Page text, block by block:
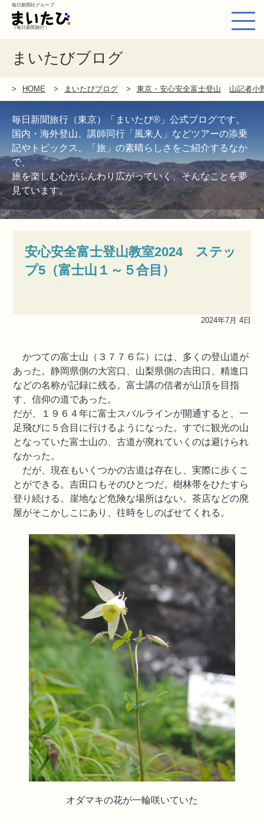
毎日新聞社グループ
（毎日新聞旅行）
まいたびブログ
HOME まいたびブログ 東京・安心安全富士登山 山記者小
毎日新聞旅行（東京）「まいたび®」公式ブログです。
国内・海外登山、講師同行「風来人」などツアーの添乗
記やトピックス、「旅」の素晴らしさをご紹介するなか
で、
旅を楽しむ心がふんわり広がっていく、そんなことを夢
見ています。
安心安全富士登山教室2024 ステッ
プ5（富士山１～５合目）
2024年7月 4日
かつての富士山（３７７６㍍）には、多くの登山道が
あった。静岡県側の大宮口、山梨県側の吉田口、精進口
などの名称が記録に残る。富士講の信者が山頂を目指
す、信仰の道であった。
だが、１９６４年に富士スバルラインが開通すると、一
足飛びに５合目に行けるようになった。すでに観光の山
となっていた富士山の、古道が廃れていくのは避けられ
なかった。
だが、現在もいくつかの古道は存在し、実際に歩くこ
とができる。吉田口もそのひとつだ。樹林帯をひたすら
登り続ける。崖地など危険な場所はない。茶店などの廃
屋がそこかしこにあり、往時をしのばせてくれる。
オダマキの花が一輪咲いていた